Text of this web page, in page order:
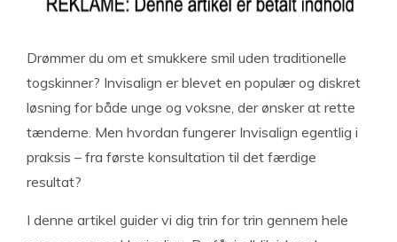
Drømmer du om et smukkere smil uden traditionelle
togskinner? Invisalign er blevet en populær og diskret
løsning for både unge og voksne, der ønsker at rette
tænderne. Men hvordan fungerer Invisalign egentlig i
praksis – fra første konsultation til det færdige
resultat?
I denne artikel guider vi dig trin for trin gennem hele